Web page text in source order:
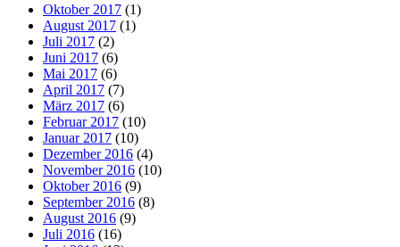
Oktober 2017 (1)
August 2017 (1)
Juli 2017 (2)
Juni 2017 (6)
Mai 2017 (6)
April 2017 (7)
März 2017 (6)
Februar 2017 (10)
Januar 2017 (10)
Dezember 2016 (4)
November 2016 (10)
Oktober 2016 (9)
September 2016 (8)
August 2016 (9)
Juli 2016 (16)